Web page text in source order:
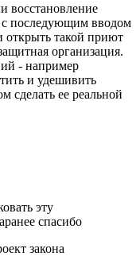
восстановление
с последующим вводом
открыть такой приют
организация.
- например
и удешивить
сделать ее реальной
эту
спасибо
закона